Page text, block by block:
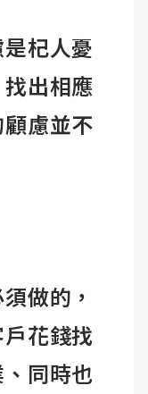
杞人憂
出相應
慮並不
做的，
花錢找
同時也